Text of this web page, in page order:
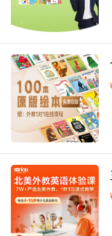
育者可以通过选
学教材，将数学知
可以包括数学主题
活动等，让孩子在
其次，可以通过日
然地融入孩子的英
孩子用英语计算价
语描述物体的形状
不仅能够提升孩子
全面发展。通过英
学知识，还可以提
力和跨文化理解能
孩子未来的学习和
“Count Much:
Through English”